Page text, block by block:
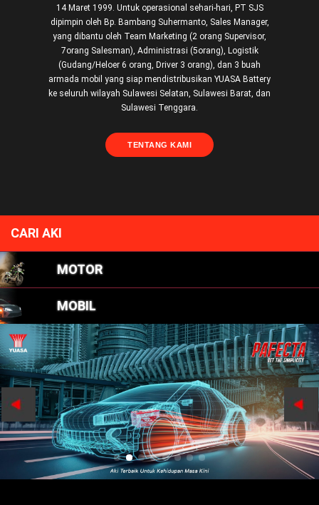
14 Maret 1999. Untuk operasional sehari-hari, PT SJS
dipimpin oleh Bp. Bambang Suhermanto, Sales Manager,
yang dibantu oleh Team Marketing (2 orang Supervisor,
7orang Salesman), Administrasi (5orang), Logistik
(Gudang/Heloer 6 orang, Driver 3 orang), dan 3 buah
armada mobil yang siap mendistribusikan YUASA Battery
ke seluruh wilayah Sulawesi Selatan, Sulawesi Barat, dan
Sulawesi Tenggara.
TENTANG KAMI
CARI AKI
MOTOR
MOBIL